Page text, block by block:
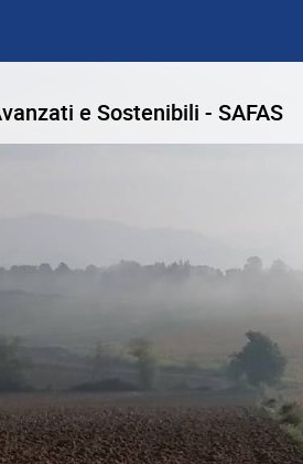
e Sostenibili - SAFAS